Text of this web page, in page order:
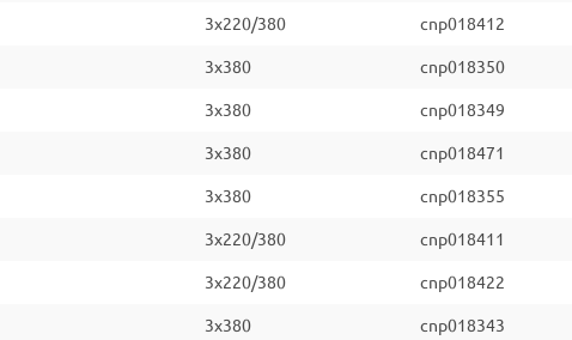
3x220/380 cnp018412
3x380 cnp018350
3x380 cnp018349
3x380 cnp018471
3x380 cnp018355
3x220/380 cnp018411
3x220/380 cnp018422
3x380 cnp018343